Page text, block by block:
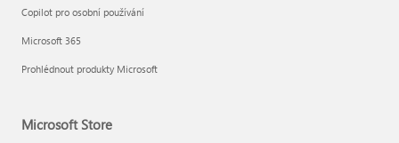
Copilot pro osobní používání
Microsoft 365
Prohlédnout produkty Microsoft
Microsoft Store